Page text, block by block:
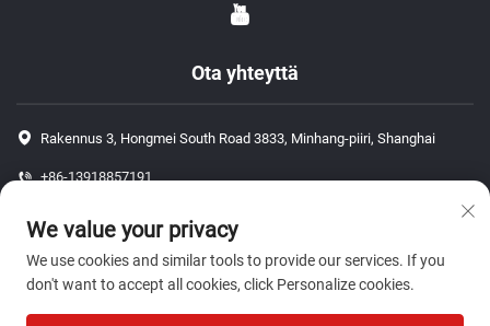
Ota yhteyttä
Rakennus 3, Hongmei South Road 3833, Minhang-piiri, Shanghai
+86-13918857191
[email protected]
Tekijänoikeus © 2026 ShangHai J P Auto Parts Co., Ltd. Kaikki oikeudet
We value your privacy
We use cookies and similar tools to provide our services. If you
don't want to accept all cookies, click Personalize cookies.